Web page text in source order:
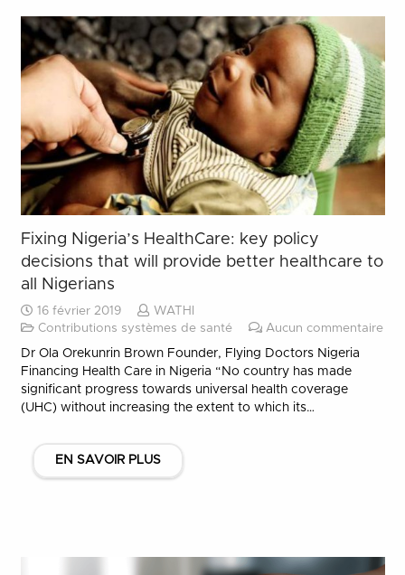
Fixing Nigeria’s HealthCare: key policy
decisions that will provide better healthcare to
all Nigerians
16 février 2019
WATHI
Contributions systèmes de santé
Aucun commentaire
Dr Ola Orekunrin Brown Founder, Flying Doctors Nigeria
Financing Health Care in Nigeria “No country has made
significant progress towards universal health coverage
(UHC) without increasing the extent to which its…
EN SAVOIR PLUS